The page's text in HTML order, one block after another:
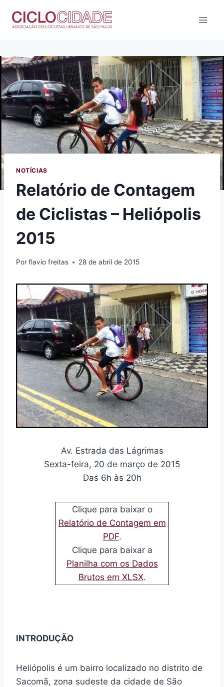
para
NOTÍCIAS
Relatório de Contagem
de Ciclistas – Heliópolis
2015
Porflavio freitas 28 de abril de 2015
Av. Estrada das Lágrimas
Sexta-feira, 20 de março de 2015
Das 6h às 20h
Clique para baixar o
Relatório de Contagem em
PDF.
Clique para baixar a
Planilha com os Dados
Brutos em XLSX.
INTRODUÇÃO
Heliópolis é um bairro localizado no distrito de
Sacomã, zona sudeste da cidade de São